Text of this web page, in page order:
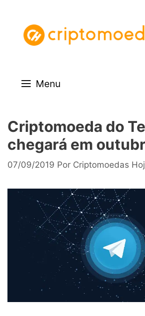
conteúdo
Menu
Criptomoeda do
chegará em
07/09/2019 Por Criptomoedas